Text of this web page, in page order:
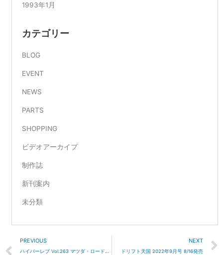
1993年1月
カテゴリー
BLOG
EVENT
NEWS
PARTS
SHOPPING
ビデオアーカイブ
制作誌
新刊案内
未分類
Prev
PREVIOUS
ハイパーレブ Vol.263 マツダ・ロードスター No.13
NEXT
ドリフト天国 2022年9月号 8/16発売